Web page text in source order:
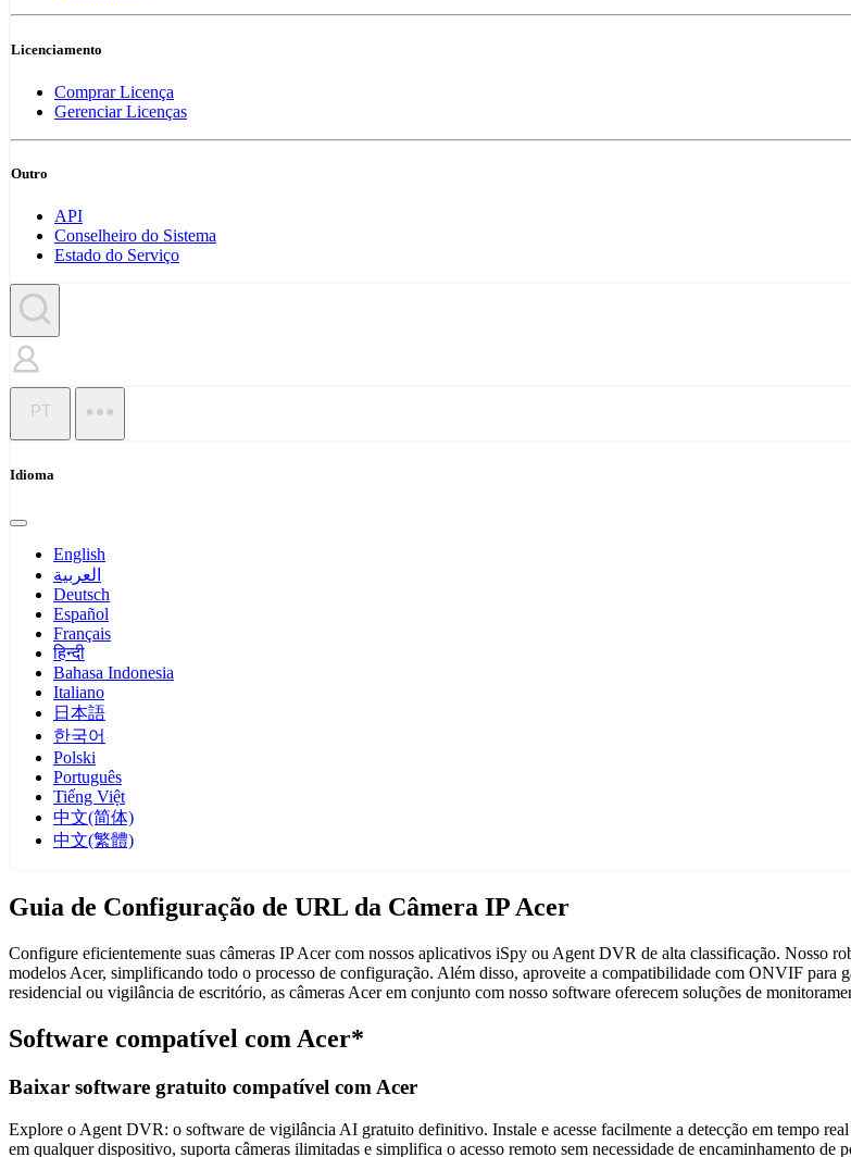
Licenciamento
Comprar Licença
Gerenciar Licenças
Outro
API
Conselheiro do Sistema
Estado do Serviço
PT
Idioma
English
العربية
Deutsch
Español
Français
हिन्दी
Bahasa Indonesia
Italiano
日本語
한국어
Polski
Português
Tiếng Việt
中文(简体)
中文(繁體)
Guia de Configuração de URL da Câmera IP Acer
Configure eficientemente suas câmeras IP Acer com nossos aplicativos iSpy ou Agent DVR de alta classificação. Nosso
modelos Acer, simplificando todo o processo de configuração. Além disso, aproveite a compatibilidade com ONVIF para
residencial ou vigilância de escritório, as câmeras Acer em conjunto com nosso software oferecem soluções de
Software compatível com Acer*
Baixar software gratuito compatível com Acer
Explore o Agent DVR: o software de vigilância AI gratuito definitivo. Instale e acesse facilmente a detecção em tempo
em qualquer dispositivo, suporta câmeras ilimitadas e simplifica o acesso remoto sem necessidade de encaminhamento de